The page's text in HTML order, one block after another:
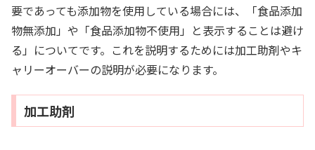
要であっても添加物を使用している場合には、「食品添加
物無添加」や「食品添加物不使用」と表示することは避け
る」についてです。これを説明するためには加工助剤やキ
ャリーオーバーの説明が必要になります。
加工助剤